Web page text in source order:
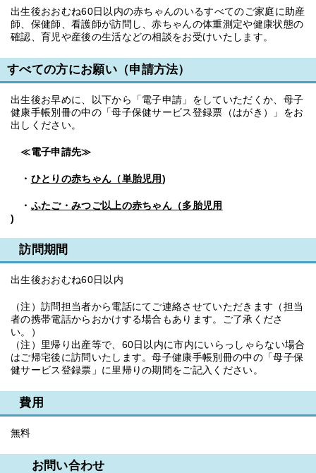
出生後おおむね60日以内の赤ちゃんのいるすべてのご家庭に助産
師、保健師、看護師が訪問し、赤ちゃんの体重測定や健康状態の
確認、育児や産後の生活などの相談をお受けいたします。
すべての方にお願い（申請方法）
出生後お早めに、以下から「電子申請」をしていただくか、母子
健康手帳別冊の中の「母子保健サービス登録票（はがき）」をお
出しください。
≪電子申請先≫
・ ひとりの赤ちゃん（単胎児用)
・ ふたご・みつご以上の赤ちゃん（多胎児用
)
訪問期間
出生後おおむね60日以内
（注）訪問担当者から電話にてご連絡させていただきます（担当
者の携帯電話からおかけする場合もあります。ご了承くださ
い。）
（注）里帰り出産等で、60日以内に市内にいらっしゃらない場合
はご帰宅後に訪問いたします。母子健康手帳別冊の中の「母子保
健サービス登録票」に里帰りの期間をご記入ください。
費用
無料
お問い合わせ